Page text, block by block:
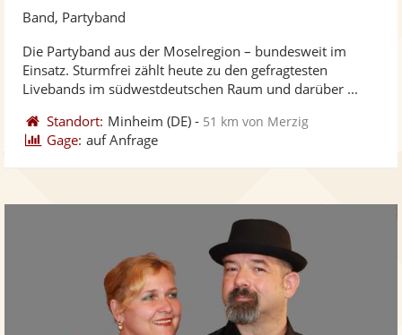
Band, Partyband
Die Partyband aus der Moselregion – bundesweit im
Einsatz. Sturmfrei zählt heute zu den gefragtesten
Livebands im südwestdeutschen Raum und darüber ...
Standort: Minheim (DE) - 51 km von Merzig
Gage: auf Anfrage